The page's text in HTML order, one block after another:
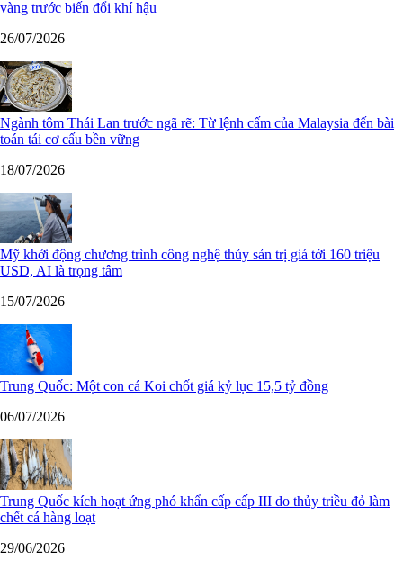
vàng trước biến đổi khí hậu
26/07/2026
Ngành tôm Thái Lan trước ngã rẽ: Từ lệnh cấm của Malaysia đến bài
toán tái cơ cấu bền vững
18/07/2026
Mỹ khởi động chương trình công nghệ thủy sản trị giá tới 160 triệu
USD, AI là trọng tâm
15/07/2026
Trung Quốc: Một con cá Koi chốt giá kỷ lục 15,5 tỷ đồng
06/07/2026
Trung Quốc kích hoạt ứng phó khẩn cấp cấp III do thủy triều đỏ làm
chết cá hàng loạt
29/06/2026